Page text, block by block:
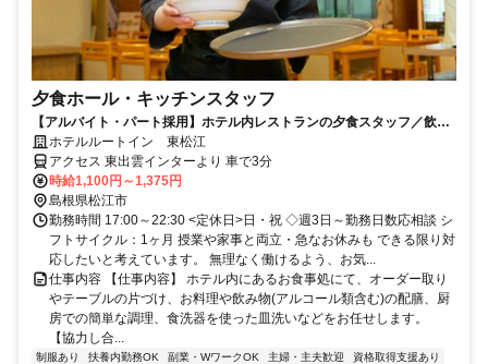
夕食ホール・キッチンスタッフ
【アルバイト・パート採用】ホテル内レストランの夕食スタッフ／飲食
未経験歓迎！学生・主婦活躍中
ホテルルートイン 東松江
アクセス 東出雲インターより 車で3分
時給1,100円～1,375円
島根県松江市
勤務時間 17:00～22:30 <定休日>日・祝 ◇週3日～勤務日数応相談 シ
フトサイクル：1ヶ月 授業や家事と両立・急なお休みも できる限り対
応したいと考えています。 無理なく働けるよう、お気...
仕事内容 【仕事内容】 ホテル内にあるお食事処にて、オーダー取り
やテーブルの片づけ、お料理や飲み物(アルコール類含む)の配膳、厨
房での簡単な調理、食洗器を使った皿洗いなどをお任せします。
【協力し合...
制服あり 扶養内勤務OK 副業・WワークOK 主婦・主夫歓迎
資格取得支援あり